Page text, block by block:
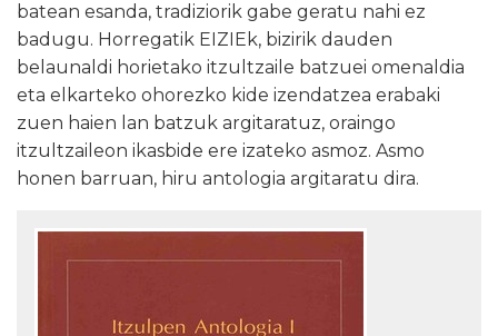
batean esanda, tradiziorik gabe geratu nahi ez
badugu. Horregatik EIZIEk, bizirik dauden
belaunaldi horietako itzultzaile batzuei omenaldia
eta elkarteko ohorezko kide izendatzea erabaki
zuen haien lan batzuk argitaratuz, oraingo
itzultzaileon ikasbide ere izateko asmoz. Asmo
honen barruan, hiru antologia argitaratu dira.